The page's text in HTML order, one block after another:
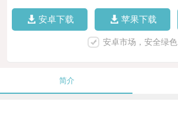
安卓下载 苹果下载
安卓市场，安全绿色
简介